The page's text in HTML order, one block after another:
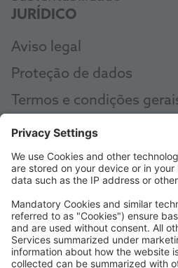
JURÍDICO
Aviso legal
Proteção de dados
Termos e condições
AEB
Code of Conduct
Accessibility Statement
ROWE SOCIAL
CERTIFICADO POR